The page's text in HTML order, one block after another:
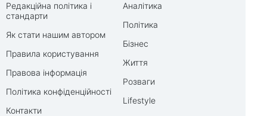
Редакційна політика і
стандарти
Як стати нашим автором
Правила користування
Правова інформація
Політика конфіденційності
Контакти
Аналітика
Політика
Бізнес
Життя
Розваги
Lifestyle